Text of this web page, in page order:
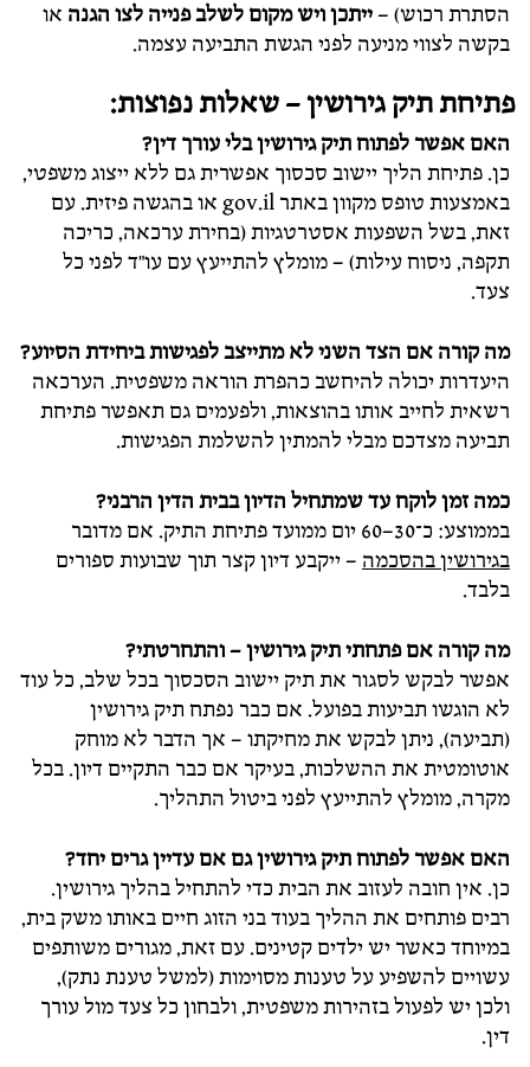
הסתרת רכוש) –ייתכן ויש מקום לשלב פנייה לצו הגנה או
בקשה לצווי מניעה לפני הגשת התביעה עצמה.
פתיחת תיק גירושין – שאלות נפוצות:
האם אפשר לפתוח תיק גירושין בלי עורך דין?
כן. פתיחת הליך יישוב סכסוך אפשרית גם ללא ייצוג משפטי,
באמצעות טופס מקוון באתר gov.il או בהגשה פיזית. עם
זאת, בשל השפעות אסטרטגיות (בחירת ערכאה, כריכה
תקפה, ניסוח עילות) – מומלץ להתייעץ עם עו"ד לפני כל
צעד.
מה קורה אם הצד השני לא מתייצב לפגישות ביחידת הסיוע?
היעדרות יכולה להיחשב כהפרת הוראה משפטית. הערכאה
רשאית לחייב אותו בהוצאות, ולפעמים גם תאפשר פתיחת
תביעה מצדכם מבלי להמתין להשלמת הפגישות.
כמה זמן לוקח עד שמתחיל הדיון בבית הדין הרבני?
בממוצע: כ־30–60 יום ממועד פתיחת התיק. אם מדובר
בגירושין בהסכמה – ייקבע דיון קצר תוך שבועות ספורים
בלבד.
מה קורה אם פתחתי תיק גירושין – והתחרטתי?
אפשר לבקש לסגור את תיק יישוב הסכסוך בכל שלב, כל עוד
לא הוגשו תביעות בפועל. אם כבר נפתח תיק גירושין
(תביעה), ניתן לבקש את מחיקתו – אך הדבר לא מוחק
אוטומטית את ההשלכות, בעיקר אם כבר התקיים דיון. בכל
מקרה, מומלץ להתייעץ לפני ביטול התהליך.
האם אפשר לפתוח תיק גירושין גם אם עדיין גרים יחד?
כן. אין חובה לעזוב את הבית כדי להתחיל בהליך גירושין.
רבים פותחים את ההליך בעוד בני הזוג חיים באותו משק בית,
במיוחד כאשר יש ילדים קטינים. עם זאת, מגורים משותפים
עשויים להשפיע על טענות מסוימות (למשל טענת נתק),
ולכן יש לפעול בזהירות משפטית, ולבחון כל צעד מול עורך
דין.